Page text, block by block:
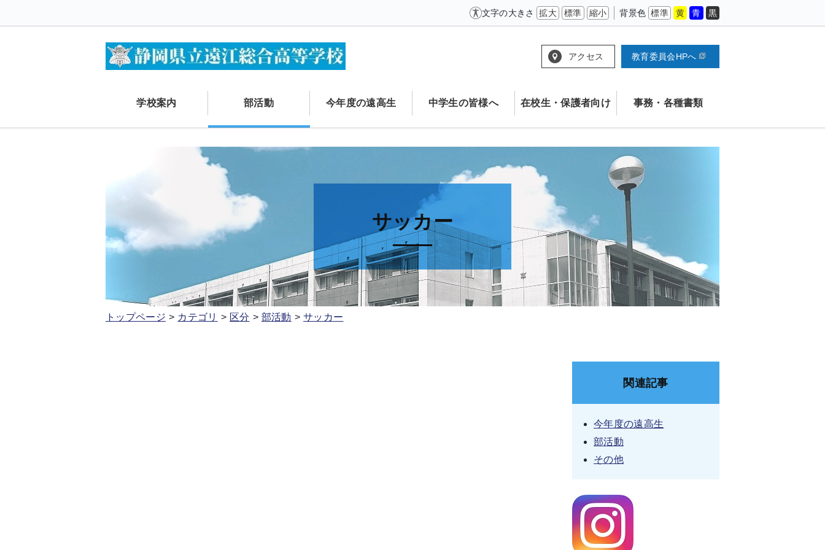
文字の大きさ 拡大 標準 縮小 背景色 標準 黄 青 黒
アクセス 教育委員会HPへ
学校案内 部活動 今年度の遠高生 中学生の皆様へ 在校生・保護者向け 事務・各種書類
サッカー
トップページ カテゴリ 区分 部活動 サッカー
関連記事
今年度の遠高生
部活動
その他